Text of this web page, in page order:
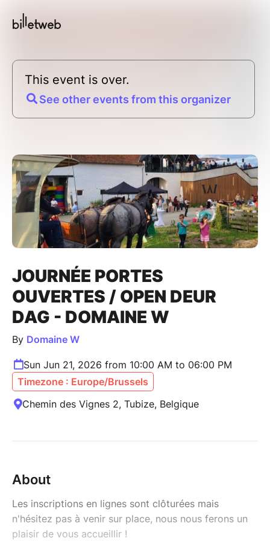
This event is over.
See other events from this organizer
JOURNÉE PORTES
OUVERTES / OPEN DEUR
DAG - DOMAINE W
By Domaine W
Sun Jun 21, 2026 from 10:00 AM to 06:00 PM
Timezone : Europe/Brussels
Chemin des Vignes 2, Tubize, Belgique
About
Les inscriptions en lignes sont clôturées mais
n'hésitez pas à venir sur place, nous nous ferons un
plaisir de vous accueillir !